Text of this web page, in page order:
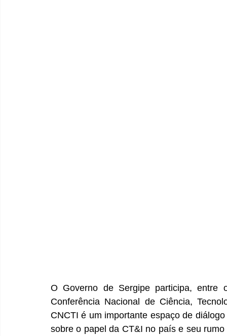
O Governo de Sergipe participa,
Conferência Nacional de Ciência,
CNCTI é um importante espaço de
sobre o papel da CT&I no país e seu